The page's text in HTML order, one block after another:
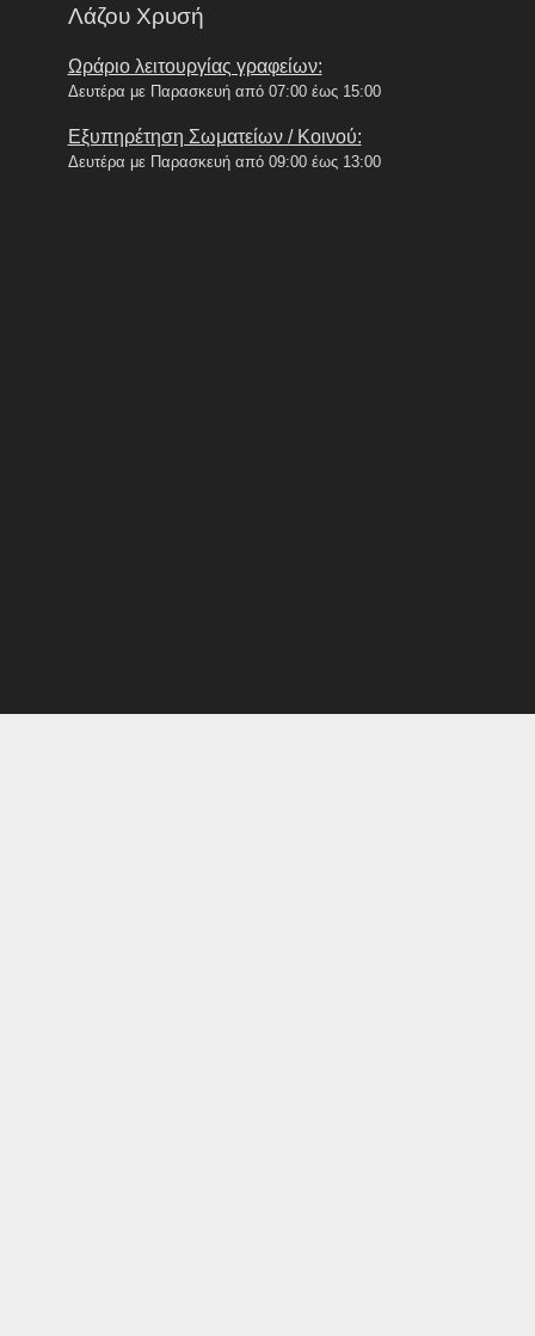
Λάζου Χρυσή
Ωράριο λειτουργίας γραφείων:
Δευτέρα με Παρασκευή από 07:00 έως 15:00
Εξυπηρέτηση Σωματείων / Κοινού:
Δευτέρα με Παρασκευή από 09:00 έως 13:00